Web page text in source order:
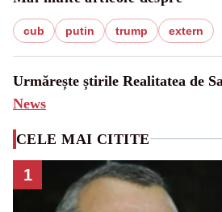
cub putin trump extern
Urmărește știrile Realitatea de
News
CELE MAI CITITE
1